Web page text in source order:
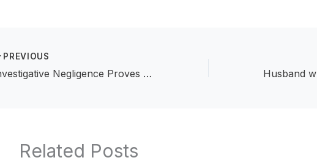
PREVIOUS
Investigative Negligence Proves Costly :तपासातील हलगर्जी भोवली; एलसीबी, जळगाव जामोदचे ठाणेदार नियंत्रण कक्षात
Related Posts